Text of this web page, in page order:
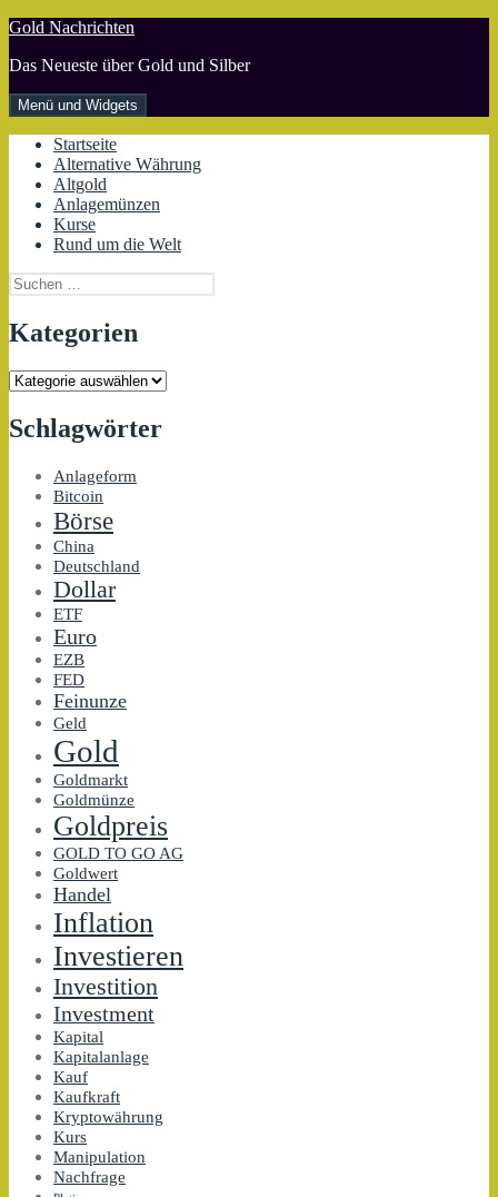
Zum
springen
Gold Nachrichten
Das Neueste über Gold und Silber
Menü und Widgets
Startseite
Alternative Währung
Altgold
Anlagemünzen
Kurse
Rund um die Welt
Suchen
nach:
Kategorien
Kategorien
Schlagwörter
Anlageform
Bitcoin
Börse
China
Deutschland
Dollar
ETF
Euro
EZB
FED
Feinunze
Geld
Gold
Goldmarkt
Goldmünze
Goldpreis
GOLD TO GO AG
Goldwert
Handel
Inflation
Investieren
Investition
Investment
Kapital
Kapitalanlage
Kauf
Kaufkraft
Kryptowährung
Kurs
Manipulation
Nachfrage